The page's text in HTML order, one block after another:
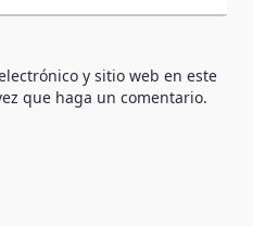
y sitio web en este
que haga un comentario.